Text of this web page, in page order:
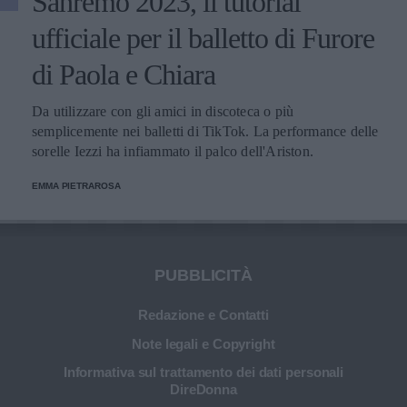
ufficiale per il balletto di Furore
di Paola e Chiara
Da utilizzare con gli amici in discoteca o più
semplicemente nei balletti di TikTok. La performance delle
sorelle Iezzi ha infiammato il palco dell'Ariston.
EMMA PIETRAROSA
PUBBLICITÀ
Redazione e Contatti
Note legali e Copyright
Informativa sul trattamento dei dati personali
DireDonna